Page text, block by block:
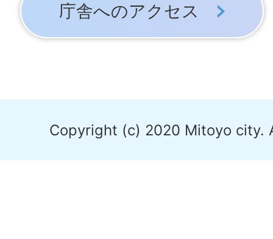
庁舎へのアクセス
Copyright (c) 2020 Mitoyo city.